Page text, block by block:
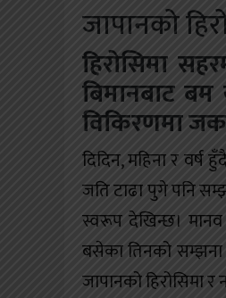
जापानको
हिरोसिमा
बिमानबाट
विकिरणमा
दिदिन, महिना र
जति टाढा पुगे पनि
स्वरूप देखिन्छ।
बसेका तिनको सम्झना
जापानको हिरोसिमा र